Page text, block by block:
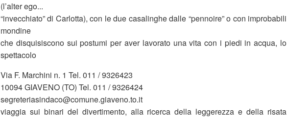
(l’alter ego...
“invecchiato” di Carlotta), con le due casalinghe dalle “pennoire” o con improbabili
mondine
che disquisiscono sui postumi per aver lavorato una vita con i piedi in acqua, lo
spettacolo
Via F. Marchini n. 1 Tel. 011 / 9326423
10094 GIAVENO (TO) Tel. 011 / 9326424
segreteriasindaco@comune.giaveno.to.it
viaggia sui binari del divertimento, alla ricerca della leggerezza e della risata